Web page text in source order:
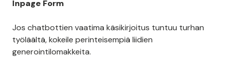
Inpage Form